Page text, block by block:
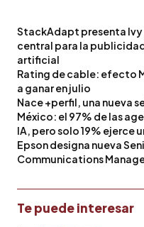
StackAdapt presenta
central para la
artificial
Rating de cable: efecto
a ganar en julio
Nace +perfil, una nueva
México: el 97% de las
IA, pero solo 19% ejerce
Epson designa nueva
Communications
Te puede interesar